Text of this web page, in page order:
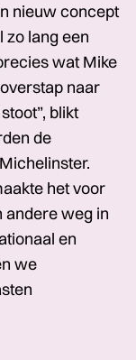
nieuw concept
zo lang een
wat Mike
naar
blikt
de
het voor
andere weg in
en
we